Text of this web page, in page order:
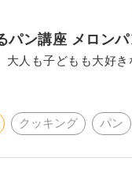
パン講座 メロン
大人も子どもも大好
クッキング パン